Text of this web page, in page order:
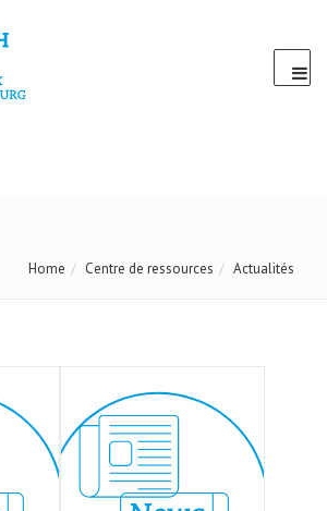
Home Centre de ressources Actualités